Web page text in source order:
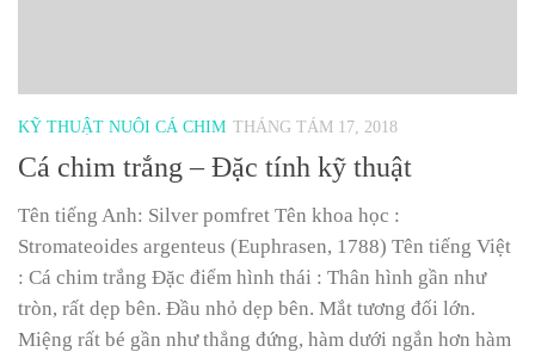
KỸ THUẬT NUÔI CÁ CHIM THÁNG TÁM 17, 2018
Cá chim trắng – Đặc tính kỹ thuật
Tên tiếng Anh: Silver pomfret Tên khoa học :
Stromateoides argenteus (Euphrasen, 1788) Tên tiếng Việt
: Cá chim trắng Đặc điểm hình thái : Thân hình gần như
tròn, rất dẹp bên. Đầu nhỏ dẹp bên. Mắt tương đối lớn.
Miệng rất bé gần như thẳng đứng, hàm dưới ngắn hơn hàm